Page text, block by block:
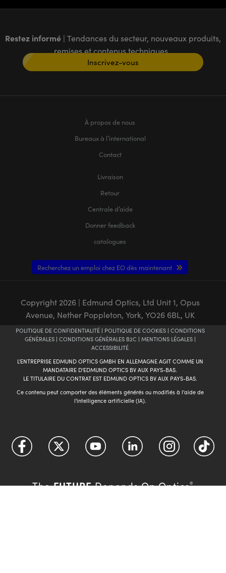
Restez informé | Tendances du secteur, nouveaux produits,
remises et contenus techniques
Inscrivez-vous
À propos de nous
Bureaux à l’international
Contact
Livraison
Retour
Centrale d’aide
Donner feedback
catalogues
Recherchez un emploi chez EO dès maintenant
Copyright 2026| Edmund Optics, Ltd Unit 1, Opus
Avenue, Nether Poppleton, York, YO26 6BL, UK
POLITIQUE DE CONFIDENTIALITÉ| POLITIQUE DE COOKIES| CONDITIONS
GÉNÈRALES| CONDITIONS GÉNÈRALES B2C | MENTIONS LÉGALES|
ACCESSIBILITÉ
L'ENTREPRISE EDMUND OPTICS GMBH EN ALLEMAGNE AGIT COMME UN
MANDATAIRE D'EDMUND OPTICS BV AUX PAYS-BAS.
LE TITULAIRE DU CONTRAT EST EDMUND OPTICS BV AUX PAYS-BAS.
Ce contenu peut comporter des éléments générés ou modifiés à l'aide de
l'intelligence artificielle (IA).
TheFUTUREDepends On Optics®